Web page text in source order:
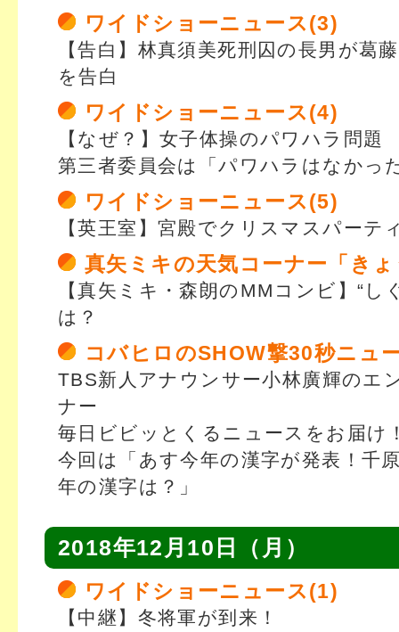
ワイドショーニュース(3)
【告白】林真須美死刑囚の長男が葛
を告白
ワイドショーニュース(4)
【なぜ？】女子体操のパワハラ問題
第三者委員会は「パワハラはなかっ
ワイドショーニュース(5)
【英王室】宮殿でクリスマスパーテ
真矢ミキの天気コーナー「き
【真矢ミキ・森朗のMMコンビ】“し
は？
コバヒロのSHOW撃30秒ニュ
TBS新人アナウンサー小林廣輝のエ
ナー
毎日ビビッとくるニュースをお届け
今回は「あす今年の漢字が発表！千
年の漢字は？」
2018年12月10日（月）
ワイドショーニュース(1)
【中継】冬将軍が到来！